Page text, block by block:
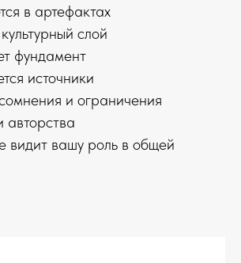
в артефактах
слой
фундамент
источники
и ограничения
авторства
видит вашу роль в общей